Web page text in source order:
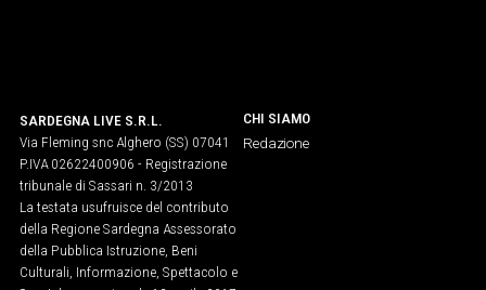
SARDEGNA LIVE S.R.L.
Via Fleming snc Alghero (SS) 07041
P.IVA 02622400906 - Registrazione
tribunale di Sassari n. 3/2013
La testata usufruisce del contributo
della Regione Sardegna Assessorato
della Pubblica Istruzione, Beni
Culturali, Informazione, Spettacolo e
CHI SIAMO
Redazione